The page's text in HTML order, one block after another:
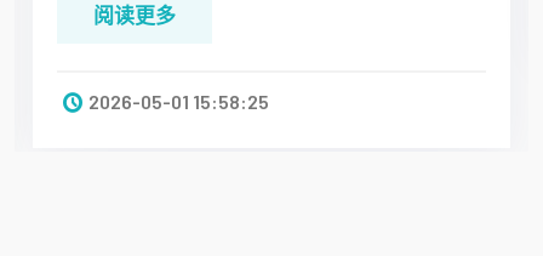
阅读更多
2026-05-01 15:58:25